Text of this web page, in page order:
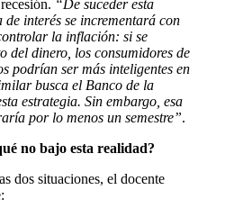
“De suceder esta
de interés se incrementará con
la inflación: si se
del dinero, los consumidores de
podrían ser más inteligentes en
busca el Banco de la
estrategia. Sin embargo, esa
por lo menos un semestre”.
no bajo esta realidad?
dos situaciones, el docente